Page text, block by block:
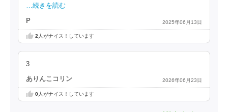
…続きを読む
P 2025年06月13日
2 人がナイス！しています
3
ありんこコリン 2026年06月23日
0人がナイス！しています